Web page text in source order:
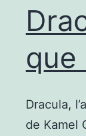
que
Dracula,
de Kamel